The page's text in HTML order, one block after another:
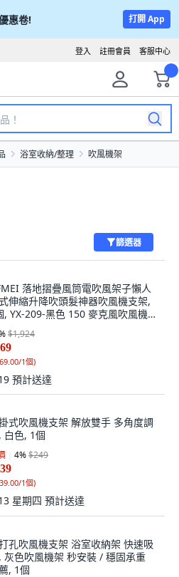
惠卷! 打開 App
客服中心
註冊會員
登入
浴室收納/整理 吹風機架
篩選器
落地摺疊風筒電吹風架子懶人
伸縮升降吹頭髮神器吹風機支架,
, YX-209-黑色 150 麥克風吹風機落
支架:如圖
$1,924
1個)
預計送達
式吹風機支架 解放雙手 多角度調
白色, 1個
4%$249
1個)
星期四 預計送達
孔吹風機支架 浴室收納架 快速吸
灰色吹風機架 秒安裝 / 穩固承重
, 1個